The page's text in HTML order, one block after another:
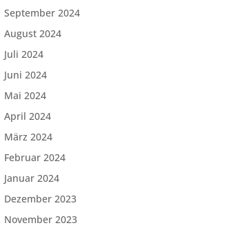
September 2024
August 2024
Juli 2024
Juni 2024
Mai 2024
April 2024
März 2024
Februar 2024
Januar 2024
Dezember 2023
November 2023